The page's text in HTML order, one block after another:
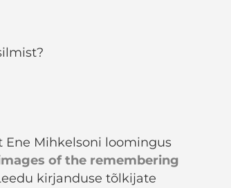
Ene Mihkelsoni loomingus
of the remembering
kirjanduse tõlkijate